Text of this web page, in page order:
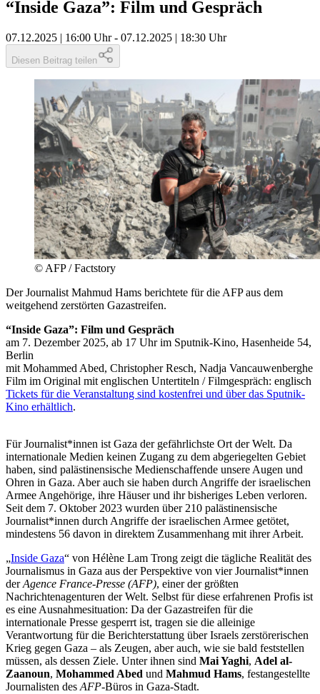
“Inside Gaza”: Film und Gespräch
07.12.2025 | 16:00 Uhr- 07.12.2025 | 18:30 Uhr
Diesen Beitrag teilen
© AFP / Factstory
Der Journalist Mahmud Hams berichtete für die AFP aus dem
weitgehend zerstörten Gazastreifen.
“Inside Gaza”: Film und Gespräch
am 7. Dezember 2025, ab 17 Uhr im Sputnik-Kino, Hasenheide 54,
Berlin
mit Mohammed Abed, Christopher Resch, Nadja Vancauwenberghe
Film im Original mit englischen Untertiteln / Filmgespräch: englisch
Tickets für die Veranstaltung sind kostenfrei und über das Sputnik-
Kino erhältlich.
Für Journalist*innen ist Gaza der gefährlichste Ort der Welt. Da
internationale Medien keinen Zugang zu dem abgeriegelten Gebiet
haben, sind palästinensische Medienschaffende unsere Augen und
Ohren in Gaza. Aber auch sie haben durch Angriffe der israelischen
Armee Angehörige, ihre Häuser und ihr bisheriges Leben verloren.
Seit dem 7. Oktober 2023 wurden über 210 palästinensische
Journalist*innen durch Angriffe der israelischen Armee getötet,
mindestens 56 davon in direktem Zusammenhang mit ihrer Arbeit.
„Inside Gaza“ von Hélène Lam Trong zeigt die tägliche Realität des
Journalismus in Gaza aus der Perspektive von vier Journalist*innen
derAgence France-Presse (AFP), einer der größten
Nachrichtenagenturen der Welt. Selbst für diese erfahrenen Profis ist
es eine Ausnahmesituation: Da der Gazastreifen für die
internationale Presse gesperrt ist, tragen sie die alleinige
Verantwortung für die Berichterstattung über Israels zerstörerischen
Krieg gegen Gaza – als Zeugen, aber auch, wie sie bald feststellen
müssen, als dessen Ziele. Unter ihnen sind Mai Yaghi, Adel al-
Zaanoun, Mohammed Abed und Mahmud Hams, festangestellte
Journalisten desAFP-Büros in Gaza-Stadt.